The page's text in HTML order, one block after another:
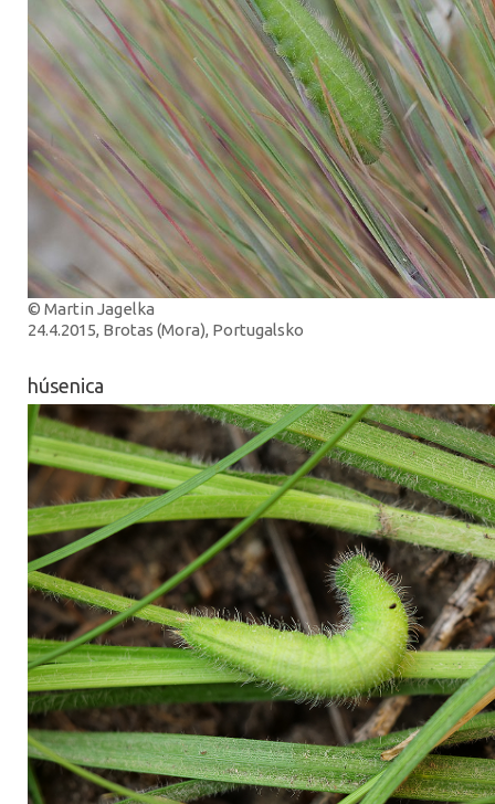
© Martin Jagelka
24.4.2015, Brotas (Mora), Portugalsko
húsenica